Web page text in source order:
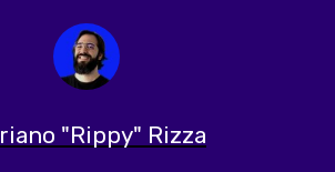
"Rippy" Rizza